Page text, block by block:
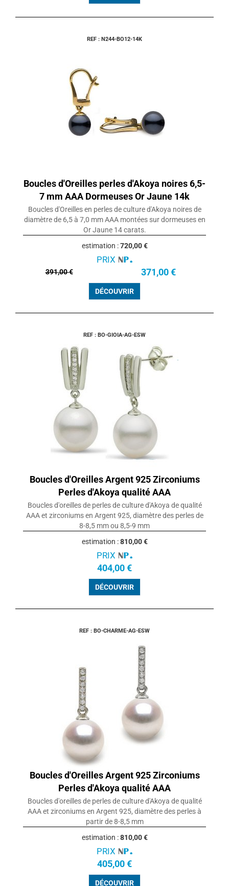
REF : N244-BO12-14K
Boucles d'Oreilles perles d'Akoya noires 6,5-
7 mm AAA Dormeuses Or Jaune 14k
Boucles d'Oreilles en perles de culture d'Akoya noires de
diamètre de 6,5 à 7,0 mm AAA montées sur dormeuses en
Or Jaune 14 carats.
estimation :720,00 €
PRIX
391,00 € 371,00 €
DÉCOUVRIR
REF : BO-GIOIA-AG-ESW
Boucles d'Oreilles Argent 925 Zirconiums
Perles d'Akoya qualité AAA
Boucles d'oreilles de perles de culture d'Akoya de qualité
AAA et zirconiums en Argent 925, diamètre des perles de
8-8,5 mm ou 8,5-9 mm
estimation :810,00 €
PRIX
404,00 €
DÉCOUVRIR
REF : BO-CHARME-AG-ESW
Boucles d'Oreilles Argent 925 Zirconiums
Perles d'Akoya qualité AAA
Boucles d'oreilles de perles de culture d'Akoya de qualité
AAA et zirconiums en Argent 925, diamètre des perles à
partir de 8-8,5 mm
estimation :810,00 €
PRIX
405,00 €
DÉCOUVRIR